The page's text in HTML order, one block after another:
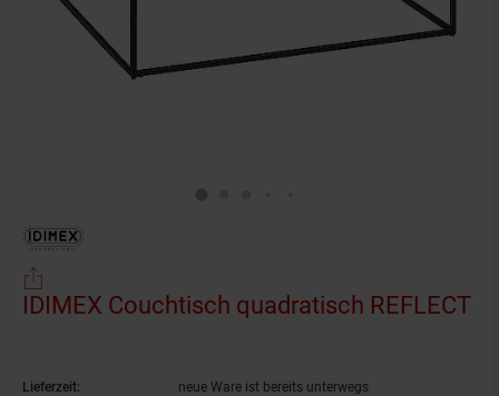
IDIMEX Couchtisch quadratisch REFLECT
Lieferzeit: neue Ware ist bereits unterwegs